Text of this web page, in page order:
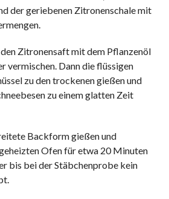
der geriebenen Zitronenschale mit
Zitronensaft mit dem Pflanzenöl
vermischen. Dann die flüssigen
zu den trockenen gießen und
zu einem glatten Zeit
Backform gießen und
Ofen für etwa 20 Minuten
bis bei der Stäbchenprobe kein